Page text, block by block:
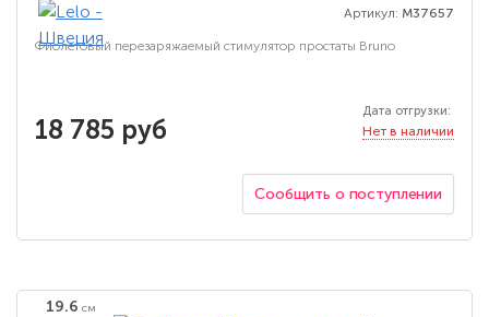
Артикул: M37657
Фиолетовый перезаряжаемый стимулятор простаты Bruno
18 785 руб
Дата отгрузки:
Нет в наличии
Сообщить о поступлении
19.6 см